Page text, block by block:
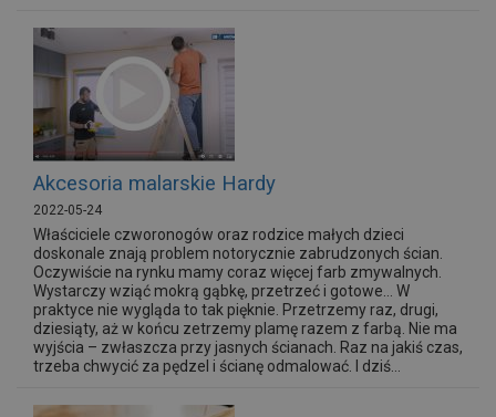
Akcesoria malarskie Hardy
2022-05-24
Właściciele czworonogów oraz rodzice małych dzieci
doskonale znają problem notorycznie zabrudzonych ścian.
Oczywiście na rynku mamy coraz więcej farb zmywalnych.
Wystarczy wziąć mokrą gąbkę, przetrzeć i gotowe… W
praktyce nie wygląda to tak pięknie. Przetrzemy raz, drugi,
dziesiąty, aż w końcu zetrzemy plamę razem z farbą. Nie ma
wyjścia – zwłaszcza przy jasnych ścianach. Raz na jakiś czas,
trzeba chwycić za pędzel i ścianę odmalować. I dziś...